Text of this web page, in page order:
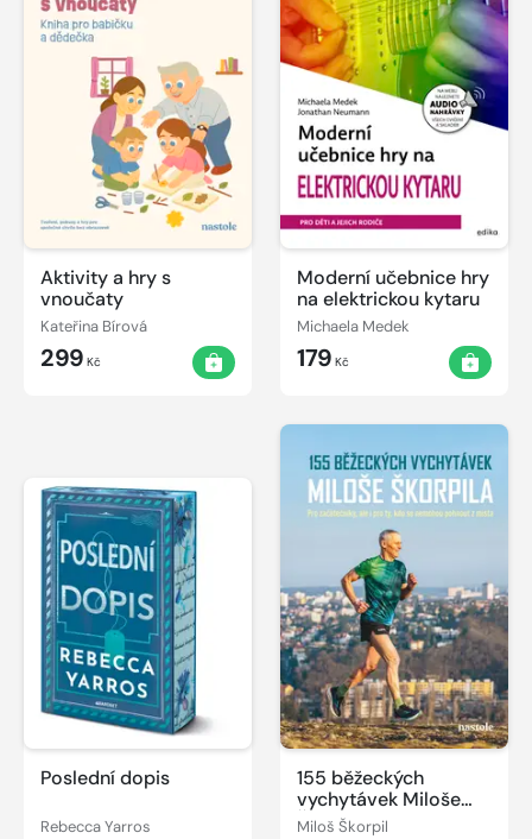
Aktivity a hry s
vnoučaty
Kateřina Bírová
299 Kč
Moderní učebnice hry
na elektrickou kytaru
Michaela Medek
179 Kč
Poslední dopis
Rebecca Yarros
155 běžeckých
vychytávek Miloše
Škorpila
Miloš Škorpil